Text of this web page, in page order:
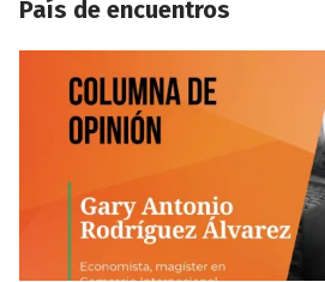
País de encuentros